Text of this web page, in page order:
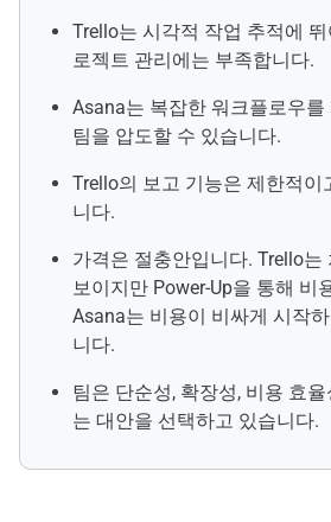
Trello는 시각적 작업 추적에
로젝트 관리에는 부족합니다.
Asana는 복잡한 워크플로우
팀을 압도할 수 있습니다.
Trello의 보고 기능은 제한적이
니다.
가격은 절충안입니다. Trello는
보이지만 Power-Up을 통해 비
Asana는 비용이 비싸게 시작
니다.
팀은 단순성, 확장성, 비용 효
는 대안을 선택하고 있습니다.